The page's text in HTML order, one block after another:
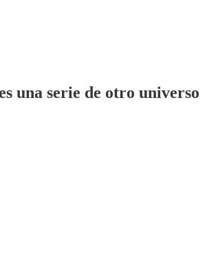
una serie de otro universo